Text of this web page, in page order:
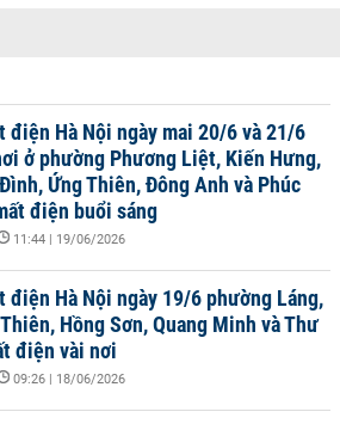
điện Hà Nội ngày mai 20/6 và 21/6
ở phường Phương Liệt, Kiến Hưng,
Ứng Thiên, Đông Anh và Phúc
điện buổi sáng
11:44 | 19/06/2026
điện Hà Nội ngày 19/6 phường Láng,
Hồng Sơn, Quang Minh và Thư
điện vài nơi
09:26 | 18/06/2026